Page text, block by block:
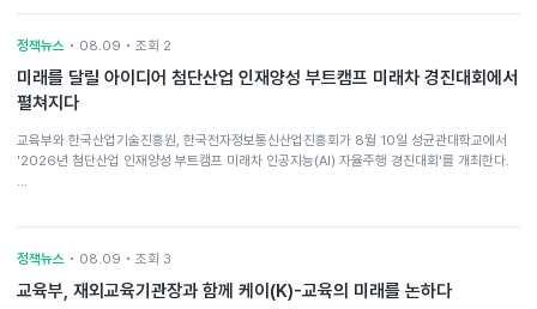
정책뉴스 • 08.09 • 조회 2
미래를 달릴 아이디어 첨단산업 인재양성 부트캠프 미래차 경진대회에서
펼쳐지다
교육부와 한국산업기술진흥원, 한국전자정보통신산업진흥회가 8월 10일 성균관대학교에서
'2026년 첨단산업 인재양성 부트캠프 미래차 인공지능(AI) 자율주행 경진대회'를 개최한다.
정책뉴스 • 08.09 • 조회 3
교육부, 재외교육기관장과 함께 케이(K)-교육의 미래를 논하다